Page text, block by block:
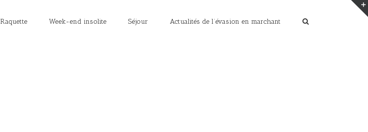
Raquette Week-end insolite Séjour Actualités de l’évasion en marchant